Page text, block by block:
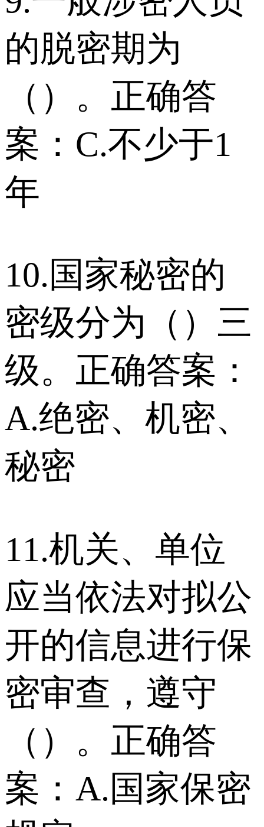
的脱密期为
（）。正确答
案：C.不少于1
年
10.国家秘密的
密级分为（）三
级。正确答案：
A.绝密、机密、
秘密
11.机关、单位
应当依法对拟公
开的信息进行保
密审查，遵守
（）。正确答
案：A.国家保密